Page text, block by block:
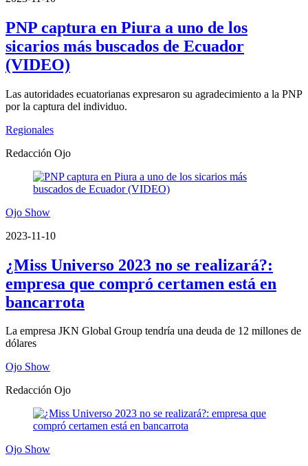
PNP captura en Piura a uno de los
sicarios más buscados de Ecuador
(VIDEO)
Las autoridades ecuatorianas expresaron su agradecimiento a la PNP
por la captura del individuo.
Regionales
Redacción Ojo
Ojo Show
2023-11-10
¿Miss Universo 2023 no se realizará?:
empresa que compró certamen está en
bancarrota
La empresa JKN Global Group tendría una deuda de 12 millones de
dólares
Ojo Show
Redacción Ojo
Ojo Show